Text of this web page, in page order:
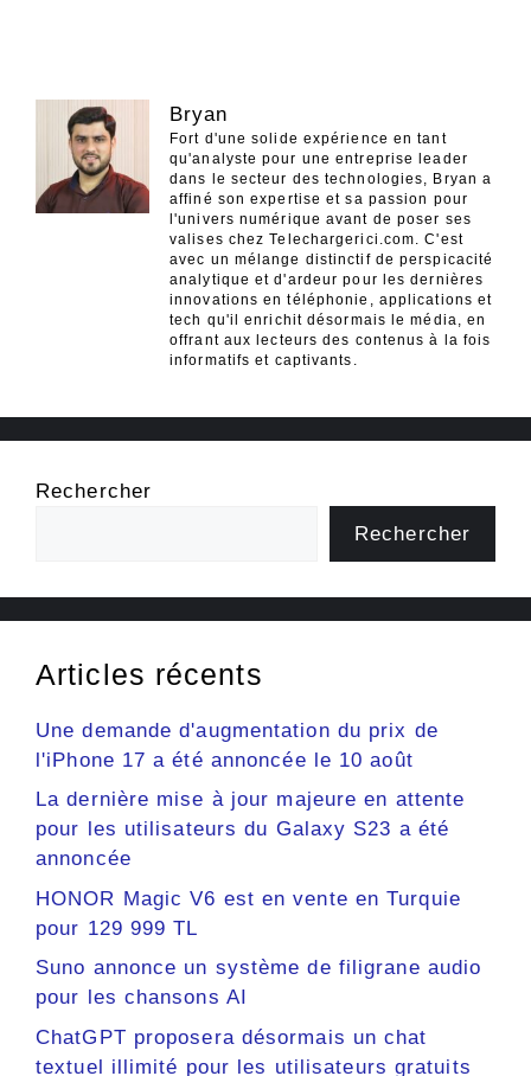
Bryan
Fort d'une solide expérience en tant
qu'analyste pour une entreprise leader
dans le secteur des technologies, Bryan a
affiné son expertise et sa passion pour
l'univers numérique avant de poser ses
valises chez Telechargerici.com. C'est
avec un mélange distinctif de perspicacité
analytique et d'ardeur pour les dernières
innovations en téléphonie, applications et
tech qu'il enrichit désormais le média, en
offrant aux lecteurs des contenus à la fois
informatifs et captivants.
Rechercher
Rechercher
Articles récents
Une demande d'augmentation du prix de
l'iPhone 17 a été annoncée le 10 août
La dernière mise à jour majeure en attente
pour les utilisateurs du Galaxy S23 a été
annoncée
HONOR Magic V6 est en vente en Turquie
pour 129 999 TL
Suno annonce un système de filigrane audio
pour les chansons AI
ChatGPT proposera désormais un chat
textuel illimité pour les utilisateurs gratuits